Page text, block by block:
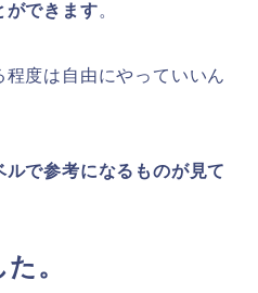
ができます。
度は自由にやっていいん
ルで参考になるものが見て
。